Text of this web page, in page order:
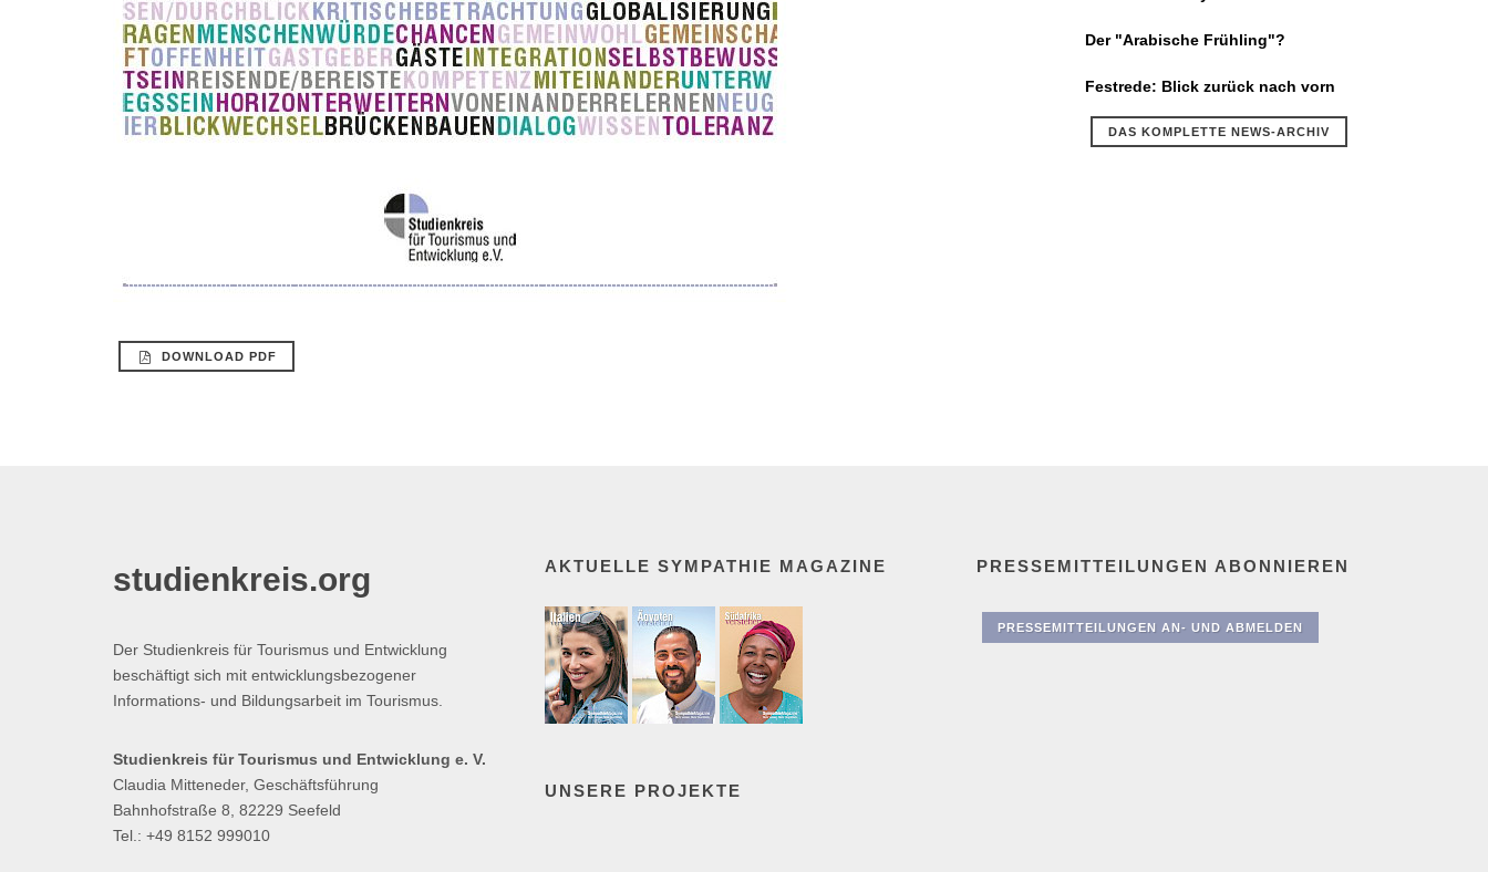
DOWNLOAD PDF
Der "Arabische Frühling"?
Festrede: Blick zurück nach vorn
DAS KOMPLETTE NEWS-ARCHIV
studienkreis.org
Der Studienkreis für Tourismus und Entwicklung
beschäftigt sich mit entwicklungsbezogener
Informations- und Bildungsarbeit im Tourismus.
Studienkreis für Tourismus und Entwicklung e. V.
Claudia Mitteneder, Geschäftsführung
Bahnhofstraße 8, 82229 Seefeld
Tel.: +49 8152 999010
AKTUELLE SYMPATHIE MAGAZINE
UNSERE PROJEKTE
PRESSEMITTEILUNGEN ABONNIEREN
PRESSEMITTEILUNGEN AN- UND ABMELDEN